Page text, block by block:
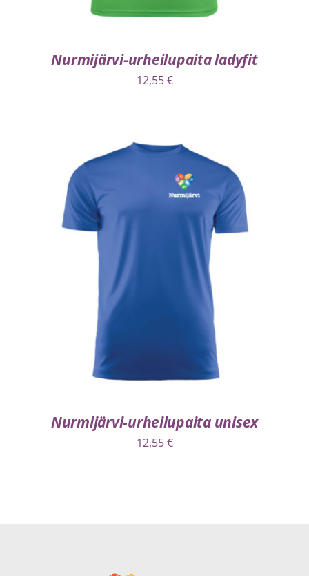
Nurmijärvi-urheilupaita ladyfit
12,55€
VALITSE VAIHTOEHDOISTA LISÄTIEDOT
Nurmijärvi-urheilupaita unisex
12,55€